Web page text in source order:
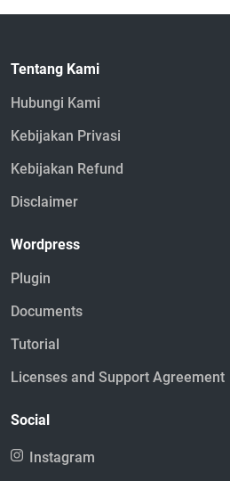
Tentang Kami
Hubungi Kami
Kebijakan Privasi
Kebijakan Refund
Disclaimer
Wordpress
Plugin
Documents
Tutorial
Licenses and Support Agreement
Social
Instagram